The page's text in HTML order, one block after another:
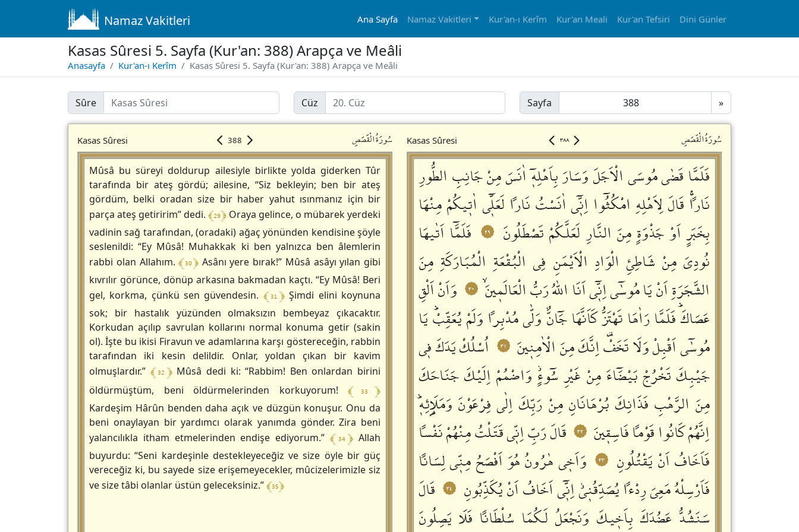
Namaz Vakitleri Ana Sayfa Namaz Vakitleri Kur'an-ı Kerîm Kur'an Meali Kur'an Tefsiri Dini Günler
Kasas Sûresi 5. Sayfa (Kur'an: 388) Arapça ve Meâli
Anasayfa Kur'an-ı Kerîm Kasas Sûresi 5. Sayfa (Kur'an: 388) Arapça ve Meâli
Sûre Cüz Sayfa »
Kasas Sûresi 388 سُورَةُالْقَصَصِ
Mûsâ bu süreyi doldurup ailesiyle birlikte yolda giderken Tûr
tarafında bir ateş gördü; ailesine, “Siz bekleyin; ben bir ateş
gördüm, belki oradan size bir haber yahut ısınmanız için bir
parça ateş getiririm” dedi.﴾ 29 ﴿Oraya gelince, o mübarek yerdeki
vadinin sağ tarafından, (oradaki) ağaç yönünden kendisine şöyle
seslenildi: “Ey Mûsâ! Muhakkak ki ben yalnızca ben âlemlerin
rabbi olan Allahım.﴾ 30 ﴿Asânı yere bırak!” Mûsâ asâyı yılan gibi
kıvrılır görünce, dönüp arkasına bakmadan kaçtı. “Ey Mûsâ! Beri
gel, korkma, çünkü sen güvendesin. ﴾ 31 ﴿ Şimdi elini koynuna
sok; bir hastalık yüzünden olmaksızın bembeyaz çıkacaktır.
Korkudan açılıp savrulan kollarını normal konuma getir (sakin
ol). İşte bu ikisi Firavun ve adamlarına karşı göstereceğin, rabbin
tarafından iki kesin delildir. Onlar, yoldan çıkan bir kavim
olmuşlardır.” ﴾ 32 ﴿Mûsâ dedi ki: “Rabbim! Ben onlardan birini
öldürmüştüm, beni öldürmelerinden korkuyorum! ﴾ 33 ﴿
Kardeşim Hârûn benden daha açık ve düzgün konuşur. Onu da
beni onaylayan bir yardımcı olarak yanımda gönder. Zira beni
yalancılıkla itham etmelerinden endişe ediyorum.” ﴾ 34 ﴿ Allah
buyurdu: “Seni kardeşinle destekleyeceğiz ve size öyle bir güç
vereceğiz ki, bu sayede size erişemeyecekler, mûcizelerimizle siz
ve size tâbi olanlar üstün geleceksiniz.”﴾ 35 ﴿
Kasas Sûresi ٣٨٨ سُورَةُالْقَصَصِ
فَلَمَّا قَضٰى مُوسَى الْاَجَلَ وَسَارَ بِاَهْلِهٖٓ اٰنَسَ مِنْ جَانِبِ الطُّورِ
نَاراًۚ قَالَ لِاَهْلِهِ امْكُثُٓوا اِنّٖٓي اٰنَسْتُ نَاراً لَعَلّٖٓي اٰتٖيكُمْ مِنْهَا
بِخَبَرٍ اَوْ جَذْوَةٍ مِنَ النَّارِ لَعَلَّكُمْ تَصْطَلُونَ
٢٩
فَلَمَّٓا اَتٰيهَا
نُودِيَ مِنْ شَاطِئِ الْوَادِ الْاَيْمَنِ فِي الْبُقْعَةِ الْمُبَارَكَةِ مِنَ
الشَّجَرَةِ اَنْ يَا مُوسٰٓى اِنّٖٓي اَنَا اللّٰهُ رَبُّ الْعَالَمٖينَۙ
٣٠
وَاَنْ اَلْقِ
عَصَاكَؕ فَلَمَّا رَاٰهَا تَهْتَزُّ كَاَنَّهَا جَٓانٌّ وَلّٰى مُدْبِراً وَلَمْ يُعَقِّبْؕ يَا
مُوسٰٓى اَقْبِلْ وَلَا تَخَفْࣞ اِنَّكَ مِنَ الْاٰمِنٖينَ
٣١
اُسْلُكْ يَدَكَ فٖي
جَيْبِكَ تَخْرُجْ بَيْضَٓاءَ مِنْ غَيْرِ سُٓوءٍؗ وَاضْمُمْ اِلَيْكَ جَنَاحَكَ
مِنَ الرَّهْبِ فَذَانِكَ بُرْهَانَانِ مِنْ رَبِّكَ اِلٰى فِرْعَوْنَ وَمَلَا۬ئِهٖؕ
اِنَّهُمْ كَانُوا قَوْماً فَاسِقٖينَ
٣٢
قَالَ رَبِّ اِنّٖي قَتَلْتُ مِنْهُمْ نَفْساً
فَاَخَافُ اَنْ يَقْتُلُونِ
٣٣
وَاَخٖي هٰرُونُ هُوَ اَفْصَحُ مِنّٖي لِسَاناً
فَاَرْسِلْهُ مَعِيَ رِدْءاً يُصَدِّقُنٖيؗ اِنّٖٓي اَخَافُ اَنْ يُكَذِّبُونِ
٣٤
قَالَ
سَنَشُدُّ عَضُدَكَ بِاَخٖيكَ وَنَجْعَلُ لَكُمَا سُلْطَاناً فَلَا يَصِلُونَ